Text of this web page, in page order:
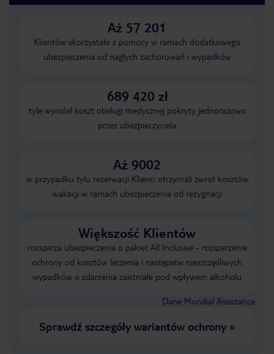
Aż 57 201
Klientów skorzystało z pomocy w ramach dodatkowego
ubezpieczenia od nagłych zachorowań i wypadków
689 420 zł
tyle wyniósł koszt obsługi medycznej pokryty jednorazowo
przez ubezpieczyciela
Aż 9002
w przypadku tylu rezerwacji Klienci otrzymali zwrot kosztów
wakacji w ramach ubezpieczenia od rezygnacji
Większość Klientów
rozszerza ubezpieczenia o pakiet All Inclusive - rozszerzenie
ochrony od kosztów leczenia i następstw nieszczęśliwych
wypadków o zdarzenia zaistniałe pod wpływem alkoholu
Dane Mondial Assistance
Sprawdź szczegóły wariantów ochrony»